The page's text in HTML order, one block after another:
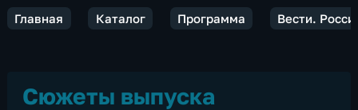
Главная Каталог Программа Вести.
Сюжеты выпуска